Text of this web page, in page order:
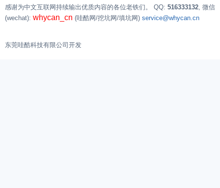
感谢为中文互联网持续输出优质内容的各位老铁们。 QQ: 516333132, 微信
(wechat): whycan_cn (哇酷网/挖坑网/填坑网) service@whycan.cn
东莞哇酷科技有限公司开发